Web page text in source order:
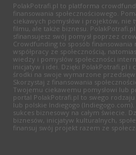
PolakPotrafi.pl to platforma
finansowania społecznościowego.
ciekawych pomysłów i projektów, nie
filmu, ale także biznesu.
sfinansujesz swój pomysł poprzez
Crowdfunding to sposób
współpracy ze społecznością,
wiedzy i pomysłów społeczności
inicjatyw i idei. Dzięki PolakPotrafi.pl i
środki na swoje wymarzone
Skorzystaj z finansowania
Twojemu ciekawemu pomysłowi lub
portal PolakPotrafi.pl to swego
lub polskie Indiegogo
sukces biznesowy na całym świecie.
biznesów, inicjatyw kulturalnych,
finansuj swój projekt razem ze